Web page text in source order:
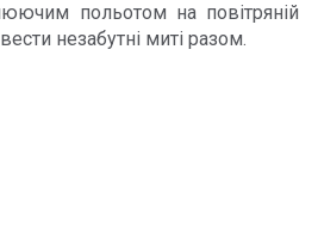
польотом на повітряній
незабутні миті разом.